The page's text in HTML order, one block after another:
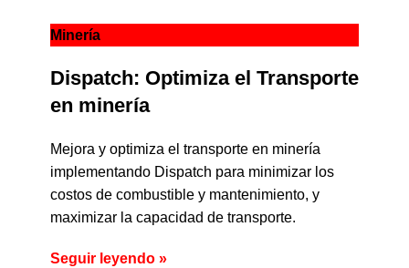
Minería
Dispatch: Optimiza el Transporte
en minería
Mejora y optimiza el transporte en minería
implementando Dispatch para minimizar los
costos de combustible y mantenimiento, y
maximizar la capacidad de transporte.
Seguir leyendo »